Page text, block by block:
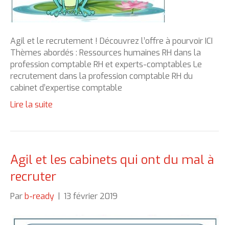
Agil et le recrutement ! Découvrez l’offre à pourvoir ICI
Thèmes abordés : Ressources humaines RH dans la
profession comptable RH et experts-comptables Le
recrutement dans la profession comptable RH du
cabinet d’expertise comptable
Lire la suite
Agil et les cabinets qui ont du mal à
recruter
Par b-ready 13 février 2019